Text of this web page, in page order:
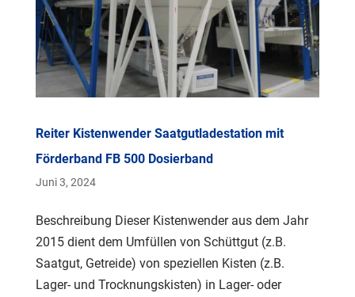
Reiter Kistenwender Saatgutladestation mit
Förderband FB 500 Dosierband
Juni 3, 2024
Beschreibung Dieser Kistenwender aus dem Jahr
2015 dient dem Umfüllen von Schüttgut (z.B.
Saatgut, Getreide) von speziellen Kisten (z.B.
Lager- und Trocknungskisten) in Lager- oder